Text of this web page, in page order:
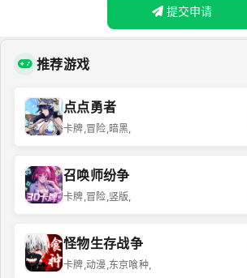
提交申请
推荐游戏
点点勇者
卡牌,冒险,暗黑,
召唤师纷争
卡牌,冒险,竖版,
怪物生存战争
卡牌,动漫,东京喰种,